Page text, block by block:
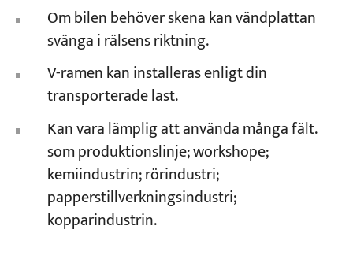
Om bilen behöver skena kan vändplattan
svänga i rälsens riktning.
V-ramen kan installeras enligt din
transporterade last.
Kan vara lämplig att använda många fält.
som produktionslinje; workshope;
kemiindustrin; rörindustri;
papperstillverkningsindustri;
kopparindustrin.